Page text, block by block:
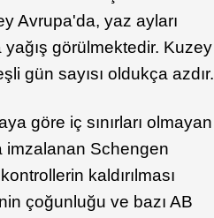
Avrupa'da, yaz ayları
görülmektedir. Kuzey
gün sayısı oldukça azdır.
göre iç sınırları olmayan
imzalanan Schengen
kaldırılması
çoğunluğu ve bazı AB